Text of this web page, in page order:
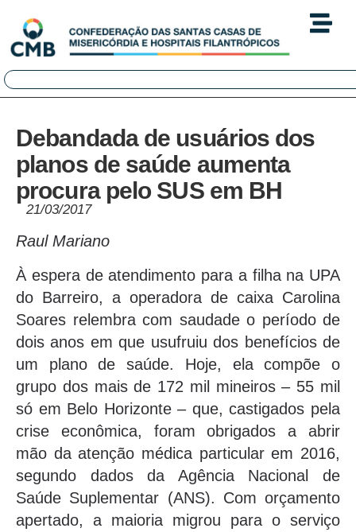
Debandada de usuários dos
planos de saúde aumenta
procura pelo SUS em BH
21/03/2017
Raul Mariano
À espera de atendimento para a filha na UPA
do Barreiro, a operadora de caixa Carolina
Soares relembra com saudade o período de
dois anos em que usufruiu dos benefícios de
um plano de saúde. Hoje, ela compõe o
grupo dos mais de 172 mil mineiros – 55 mil
só em Belo Horizonte – que, castigados pela
crise econômica, foram obrigados a abrir
mão da atenção médica particular em 2016,
segundo dados da Agência Nacional de
Saúde Suplementar (ANS). Com orçamento
apertado, a maioria migrou para o serviço